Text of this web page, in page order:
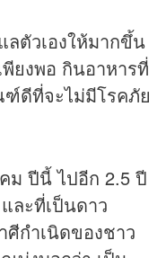
ลตัวเองให้มากขึ้น
ยงพอ กินอาหารที่
ดีที่จะไม่มีโรคภัย
ม ปีนี้ ไปอีก 2.5 ปี
ละที่เป็นดาว
กำเนิดของชาว